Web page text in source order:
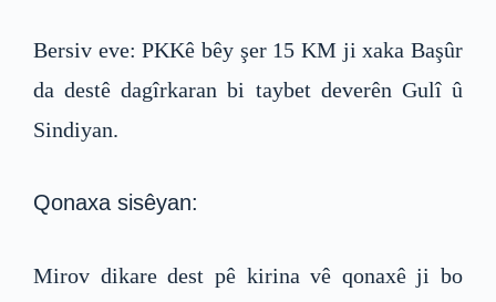
Bersiv eve: PKKê bêy şer 15 KM ji xaka Başûr
da destê dagîrkaran bi taybet deverên Gulî û
Sindiyan.
Qonaxa sisêyan:
Mirov dikare dest pê kirina vê qonaxê ji bo